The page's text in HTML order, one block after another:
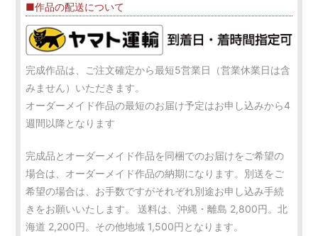
■作品の配送について
完成作品は、ご注文確定から最短5営業日（営業休業日は含
みません）いただきます。
オーダーメイド作品の最短のお届け予定はお申し込みから4
週間以降となります
完成品とオーダーメイド作品を同梱でのお届けをご希望の
場合は、オーダーメイド作品の納期になります。別送をご
希望の場合は、お手数ですがそれぞれ別途お申し込み手続
きをお願いいたします。 送料は、沖縄・離島 2,800円。北
海道 2,200円。その他地域 1,500円となります。